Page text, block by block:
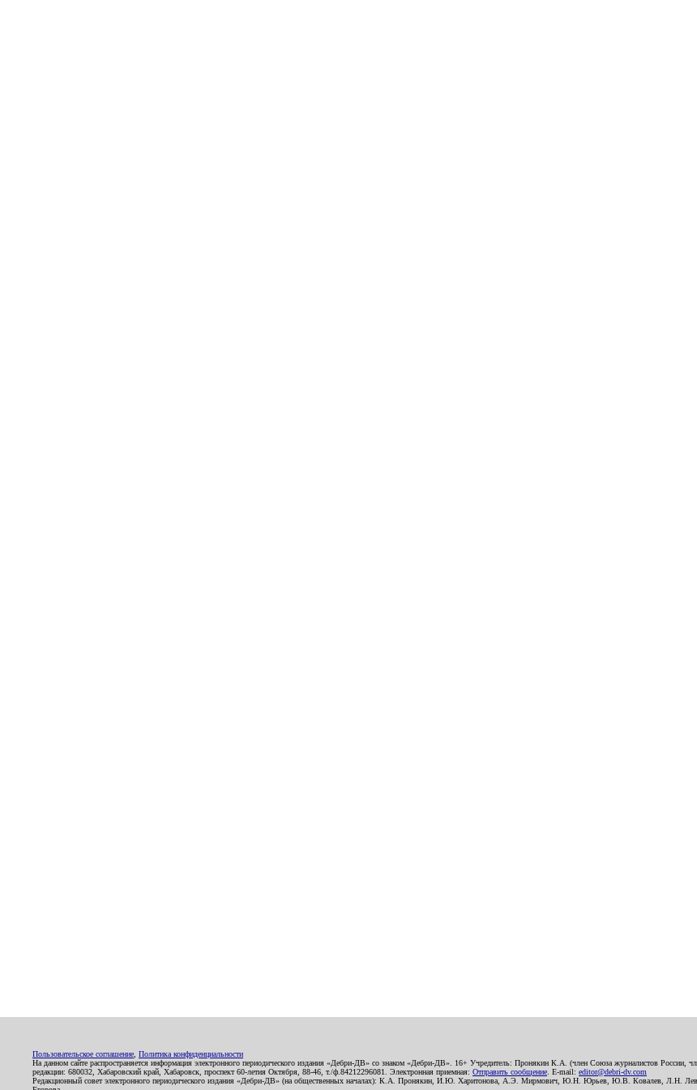
Пользовательское соглашение Политика конфиденциальности
На данном сайте распространяется информация электронного периодического издания «Дебри-ДВ» со знаком «Дебри-ДВ». 16+ Учредитель: Пронякин К.А. (член Союза журналистов России,
редакции: 680032, Хабаровский край, Хабаровск, проспект 60-летия Октября, 88-46, т./ф.84212296081. Электронная приемная: Отправить сообщение . E-mail: editor@debri-dv.com
Редакционный совет электронного периодического издания «Дебри-ДВ» (на общественных началах): К.А. Пронякин, И.Ю. Харитонова, А.Э. Мирмович, Ю.Н. Юрьев, Ю.В. Ковалев,